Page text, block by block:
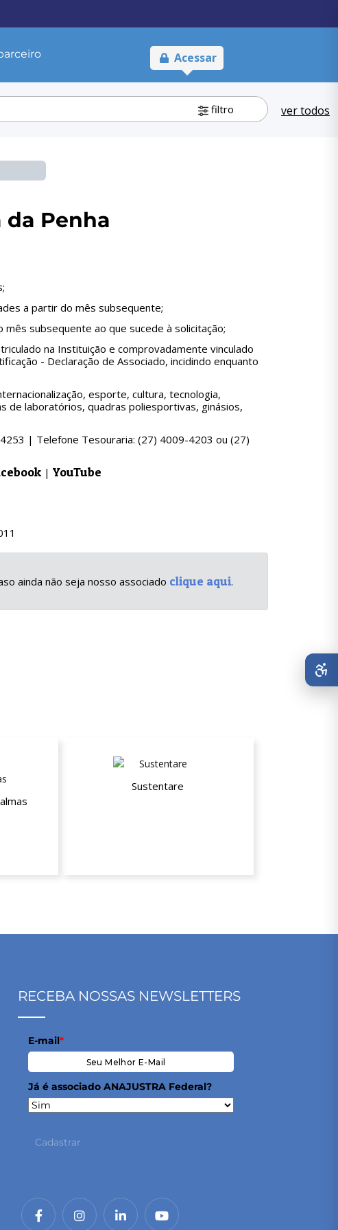
Acessar
filtro ver todos
da Penha
a partir do mês subsequente;
subsequente ao que sucede à solicitação;
na Instituição e comprovadamente vinculado
- Declaração de Associado, incidindo enquanto
esporte, cultura, tecnologia,
de laboratórios, quadras poliesportivas, ginásios,
| Telefone Tesouraria: (27) 4009-4203 ou (27)
| YouTube
ainda não seja nosso associado clique aqui.
Sustentare
RECEBA NOSSAS NEWSLETTERS
E-mail*
Já é associado ANAJUSTRA Federal?
Cadastrar